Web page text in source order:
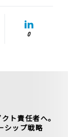
0
ト責任者へ。
シップ戦略